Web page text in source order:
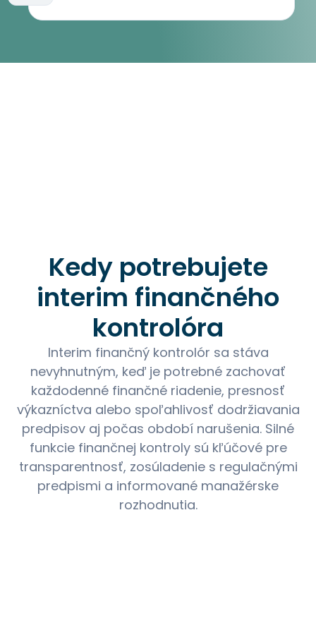
Kedy potrebujete
interim finančného
kontrolóra
Interim finančný kontrolór sa stáva
nevyhnutným, keď je potrebné zachovať
každodenné finančné riadenie, presnosť
výkazníctva alebo spoľahlivosť dodržiavania
predpisov aj počas období narušenia. Silné
funkcie finančnej kontroly sú kľúčové pre
transparentnosť, zosúladenie s regulačnými
predpismi a informované manažérske
rozhodnutia.